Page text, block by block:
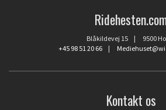
Blåkildevej 15 | 9500
+45 98 51 20 66|
Kontakt os